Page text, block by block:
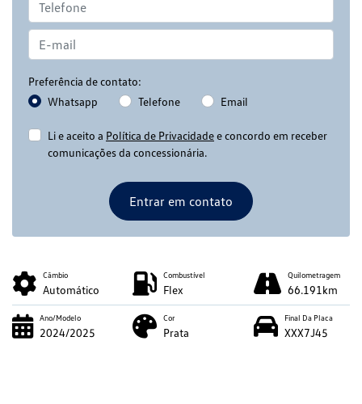
Preferência de contato:
Whatsapp
Telefone Email
Li e aceito a Política de Privacidadee concordo em receber
comunicações da concessionária.
Entrar em contato
Câmbio
Automático
Combustível
Flex
Quilometragem
66.191km
Ano/Modelo
2024/2025
Cor
Prata
Final Da Placa
XXX7J45